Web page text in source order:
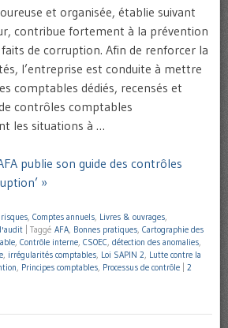
et organisée, établie suivant
contribue fortement à la prévention
de corruption. Afin de renforcer la
l’entreprise est conduite à mettre
comptables dédiés, recensés et
contrôles comptables
les situations à …
publie son guide des contrôles
»
, Comptes annuels, Livres & ouvrages,
Taggé AFA, Bonnes pratiques, Cartographie des
, Contrôle interne, CSOEC, détection des anomalies,
, irrégularités comptables, Loi SAPIN 2, Lutte contre la
, Principes comptables, Processus de contrôle
2